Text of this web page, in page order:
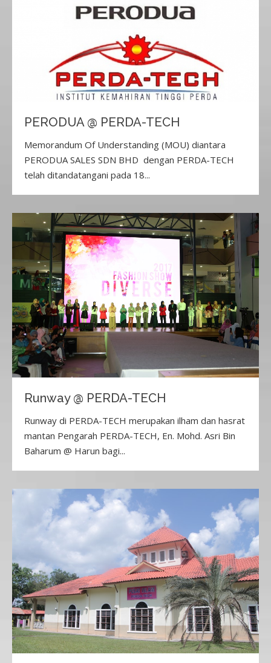
PERODUA @ PERDA-TECH
Memorandum Of Understanding (MOU) diantara
PERODUA SALES SDN BHD dengan PERDA-TECH
telah ditandatangani pada 18...
Runway @ PERDA-TECH
Runway di PERDA-TECH merupakan ilham dan hasrat
mantan Pengarah PERDA-TECH, En. Mohd. Asri Bin
Baharum @ Harun bagi...